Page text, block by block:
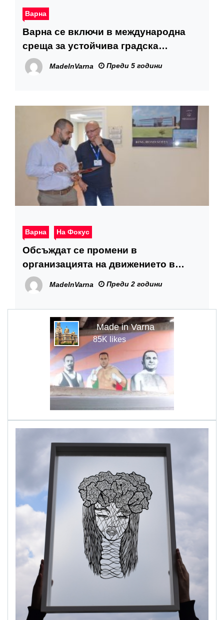
Варна
Варна се включи в международна
среща за устойчива градска
мобилност
MadeInVarna Преди 5 години
Варна На Фокус
Обсъждат се промени в
организацията на движението в
района на „Гранд Мол“
MadeInVarna Преди 2 години
Made in Varna
85K likes
Ръчно изрязани картини